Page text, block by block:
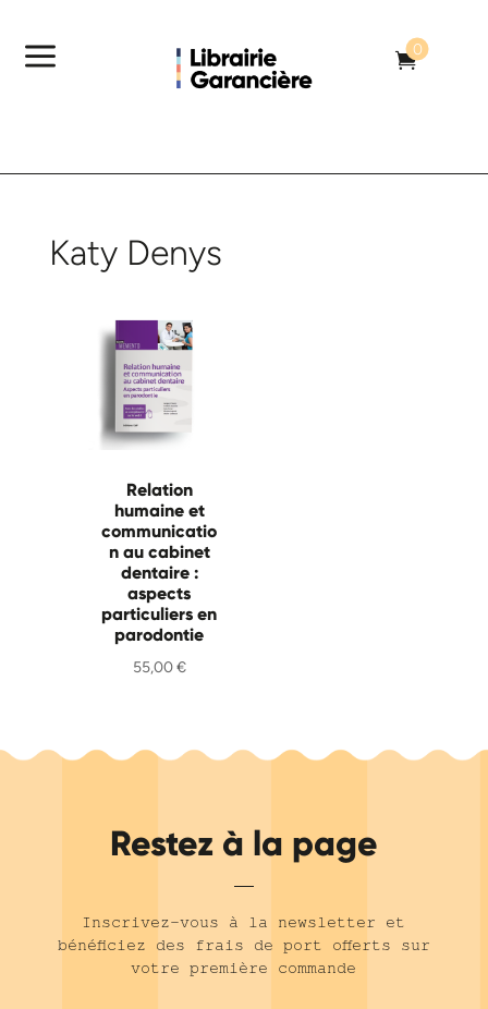
a 
0
Katy Denys
Relation
humaine et
communicatio
n au cabinet
dentaire :
aspects
particuliers en
parodontie
55,00€
Restez à la page
Inscrivez-vous à la newsletter et
bénéficiez des frais de port offerts sur
votre première commande